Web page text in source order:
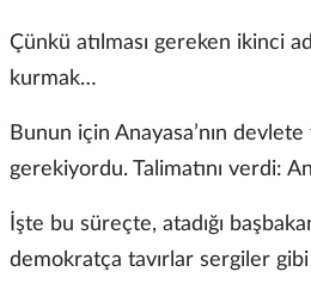
Çünkü atılması gereken ikinci
kurmak…
Bunun için Anayasa’nın
gerekiyordu. Talimatını verdi:
İşte bu süreçte, atadığı
demokratça tavırlar sergiler